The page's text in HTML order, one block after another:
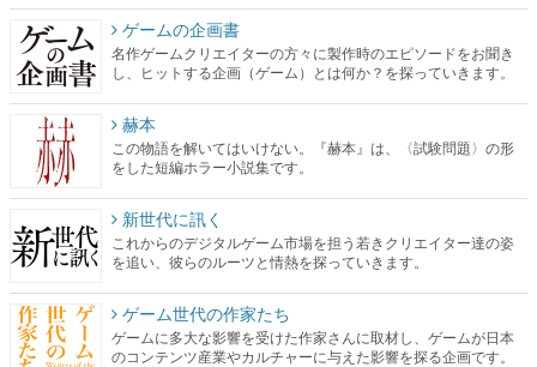
ゲームの企画書
名作ゲームクリエイターの方々に製作時のエピソードをお聞き
し、ヒットする企画（ゲーム）とは何か？を探っていきます。
赫本
この物語を解いてはいけない。『赫本』は、〈試験問題〉の形
をした短編ホラー小説集です。
新世代に訊く
これからのデジタルゲーム市場を担う若きクリエイター達の姿
を追い、彼らのルーツと情熱を探っていきます。
ゲーム世代の作家たち
ゲームに多大な影響を受けた作家さんに取材し、ゲームが日本
のコンテンツ産業やカルチャーに与えた影響を探る企画です。